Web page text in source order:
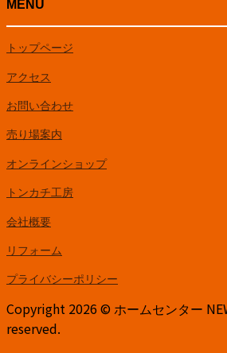
MENU
トップページ
アクセス
お問い合わせ
売り場案内
オンラインショップ
トンカチ工房
会社概要
リフォーム
プライバシーポリシー
Copyright 2026 © ホームセンター
reserved.